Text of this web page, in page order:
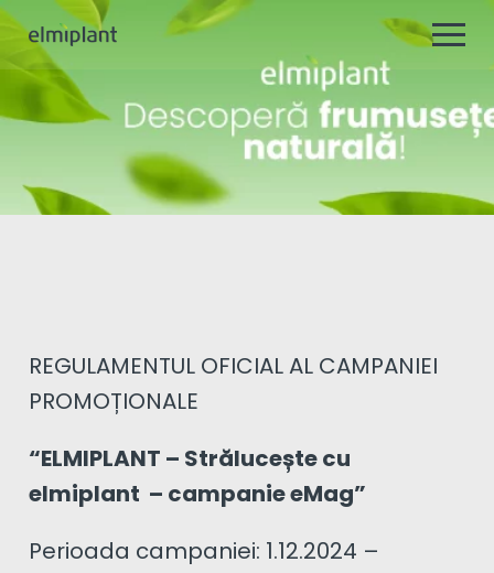
REGULAMENTUL OFICIAL AL CAMPANIEI
PROMOȚIONALE
“ELMIPLANT – Strălucește cu
elmiplant – campanie eMag”
Perioada campaniei: 1.12.2024 –